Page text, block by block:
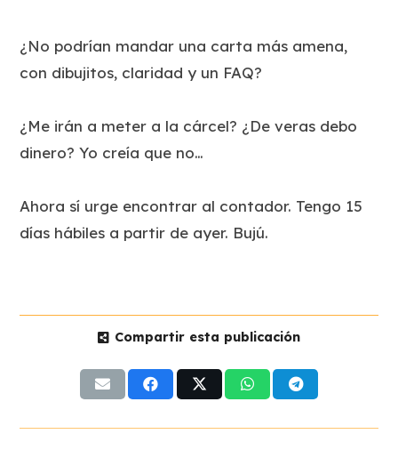
¿No podrían mandar una carta más amena,
con dibujitos, claridad y un FAQ?
¿Me irán a meter a la cárcel? ¿De veras debo
dinero? Yo creía que no…
Ahora sí urge encontrar al contador. Tengo 15
días hábiles a partir de ayer. Bujú.
Compartir esta publicación